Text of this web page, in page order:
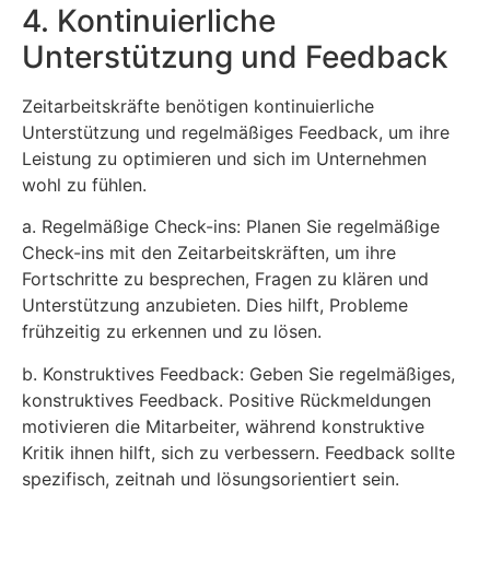
4. Kontinuierliche
Unterstützung und Feedback
Zeitarbeitskräfte benötigen kontinuierliche
Unterstützung und regelmäßiges Feedback, um ihre
Leistung zu optimieren und sich im Unternehmen
wohl zu fühlen.
a. Regelmäßige Check-ins: Planen Sie regelmäßige
Check-ins mit den Zeitarbeitskräften, um ihre
Fortschritte zu besprechen, Fragen zu klären und
Unterstützung anzubieten. Dies hilft, Probleme
frühzeitig zu erkennen und zu lösen.
b. Konstruktives Feedback: Geben Sie regelmäßiges,
konstruktives Feedback. Positive Rückmeldungen
motivieren die Mitarbeiter, während konstruktive
Kritik ihnen hilft, sich zu verbessern. Feedback sollte
spezifisch, zeitnah und lösungsorientiert sein.